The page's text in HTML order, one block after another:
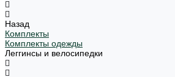
Назад
Комплекты
Комплекты одежды
Леггинсы и велосипедки